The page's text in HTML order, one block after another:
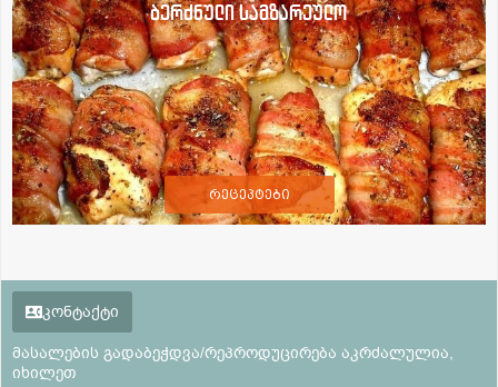
ბერძნული სამზარეულო
რეცეპტები
კონტაქტი
მასალების გადაბეჭდვა/რეპროდუცირება აკრძალულია,
იხილეთ